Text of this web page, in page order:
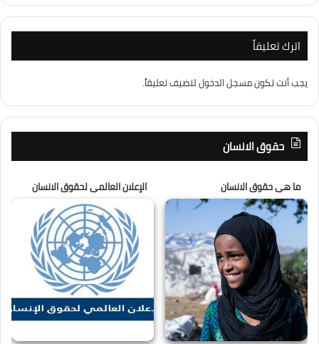
اترك تعليقاً
يجب أنت تكونمسجل الدخوللتضيف تعليقاً.
حقوق الانسان
ما هى حقوق الانسان الإعلان العالمى لحقوق الانسان